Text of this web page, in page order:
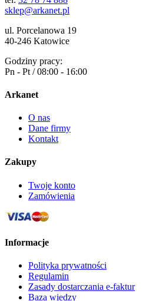
sklep@arkanet.pl
ul. Porcelanowa 19
40-246 Katowice
Godziny pracy:
Pn - Pt / 08:00 - 16:00
Arkanet
O nas
Dane firmy
Kontakt
Zakupy
Twoje konto
Zamówienia
Informacje
Polityka prywatności
Regulamin
Zasady dostarczania e-faktur
Baza wiedzy